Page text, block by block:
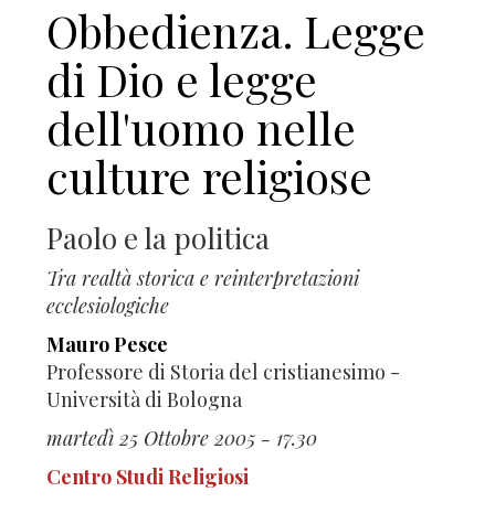
Obbedienza. Legge
di Dio e legge
dell'uomo nelle
culture religiose
Paolo e la politica
Tra realtà storica e reinterpretazioni
ecclesiologiche
Mauro Pesce
Professore di Storia del cristianesimo -
Università di Bologna
martedì 25 Ottobre 2005 - 17.30
Centro Studi Religiosi